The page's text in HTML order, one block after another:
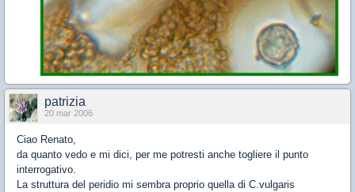
patrizia
20 mar 2006
Ciao Renato,
da quanto vedo e mi dici, per me potresti anche togliere il punto
interrogativo.
La struttura del peridio mi sembra proprio quella di C.vulgaris